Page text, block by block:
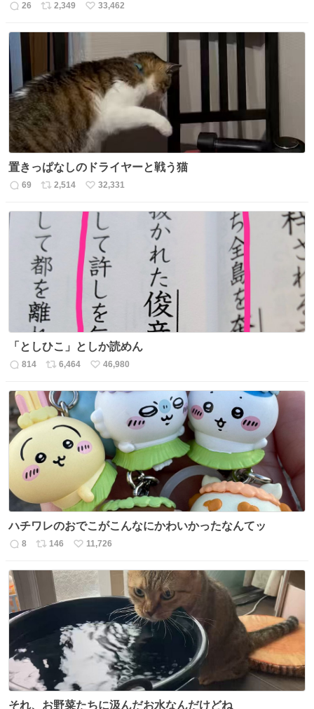
返
数
26
リ
数
2,349
い
33,462
置きっぱなしのドライヤーと戦う猫
返
数
69
リ
ス
ト
数
2,514
い
ね
数
32,331
「としひこ」としか読めん
返
数
814
リ
ス
ト
数
6,464
い
ね
数
46,980
ハチワレのおでこがこんなにかわいかったなんてッ
返
数
8
リ
ス
ト
数
146
い
ね
数
11,726
それ、お野菜たちに汲んだお水なんだけどね